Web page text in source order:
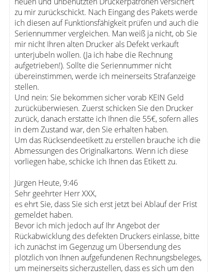
zu mir zurückschickt. Nach Eingang des Pakets werde
ich diesen auf Funktionsfähigkeit prüfen und auch die
Seriennummer vergleichen. Man weiß ja nicht, ob Sie
mir nicht Ihren alten Drucker als Defekt verkauft
unterjubeln wollen. (Ja ich habe die Rechnung
aufgetrieben!). Sollte die Seriennummer nicht
übereinstimmen, werde ich meinerseits Strafanzeige
stellen.
Und nein: Sie bekommen sicher vorab KEIN Geld
zurücküberwiesen. Zuerst schicken Sie den Drucker
zurück, danach erstatte ich Ihnen die 55€, sofern alles
in dem Zustand war, den Sie erhalten haben.
Um das Rücksendeetikett zu erstellen brauche ich die
Abmessungen des Originalkartons. Wenn ich diese
vorliegen habe, schicke ich Ihnen das Etikett zu.
Jürgen Heute, 9:46
Sehr geehrter Herr XXX,
es ehrt Sie, dass Sie sich erst jetzt bei Ablauf der Frist
gemeldet haben.
Bevor ich mich jedoch auf Ihr Angebot der
Rückabwicklung des defekten Druckers einlasse, bitte
ich zunächst im Gegenzug um Übersendung des
plötzlich von Ihnen aufgefundenen Rechnungsbeleges,
um meinerseits sicherzustellen, dass es sich um den